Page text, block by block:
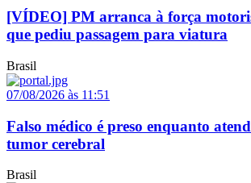
[VÍDEO] PM arranca à força
que pediu passagem para viatura
Brasil
07/08/2026 às 11:51
Falso médico é preso enquanto
tumor cerebral
Brasil